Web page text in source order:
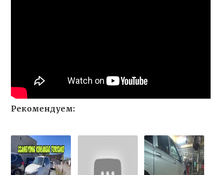
Рекомендуем: